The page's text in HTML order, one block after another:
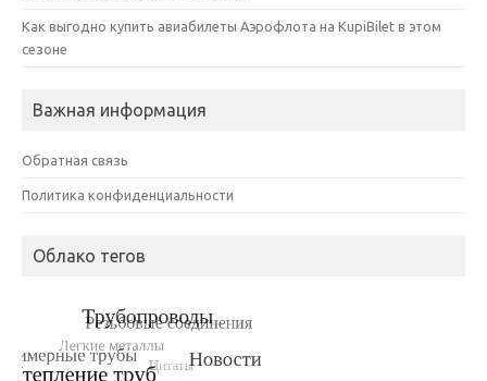
Как выгодно купить авиабилеты Аэрофлота на KupiBilet в этом
сезоне
Важная информация
Обратная связь
Политика конфиденциальности
Облако тегов